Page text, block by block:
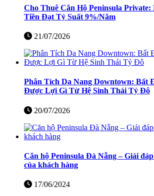
Cho Thuê Căn Hộ Peninsula Private:
Tiền Đạt Tỷ Suất 9%/Năm
21/07/2026
Phân Tích Da Nang Downtown: Bất
Được Lợi Gì Từ Hệ Sinh Thái Tỷ Đô
20/07/2026
Căn hộ Peninsula Đà Nẵng – Giải
của khách hàng
17/06/2024